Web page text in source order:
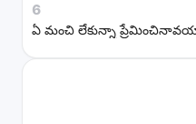
6
ఏ మంచి లేకున్నా ప్రేమించినావయ్యా